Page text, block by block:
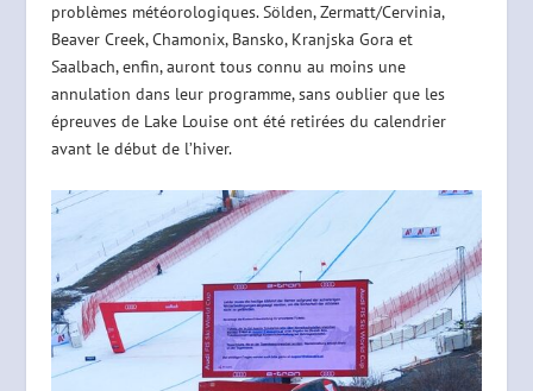
problèmes météorologiques. Sölden, Zermatt/Cervinia,
Beaver Creek, Chamonix, Bansko, Kranjska Gora et
Saalbach, enfin, auront tous connu au moins une
annulation dans leur programme, sans oublier que les
épreuves de Lake Louise ont été retirées du calendrier
avant le début de l’hiver.